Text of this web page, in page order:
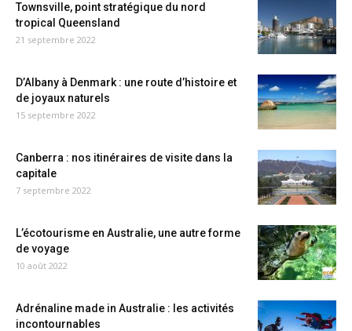
Townsville, point stratégique du nord
tropical Queensland
21 septembre 2022
D’Albany à Denmark : une route d’histoire et
de joyaux naturels
15 septembre 2022
Canberra : nos itinéraires de visite dans la
capitale
7 septembre 2022
L’écotourisme en Australie, une autre forme
de voyage
10 août 2022
Adrénaline made in Australie : les activités
incontournables